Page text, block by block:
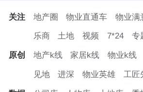
关注 地产圈 物业直通车 物业满
乐商 土地 视频 7*24 专
原创 地产k线 家居k线 物业k线
见地 进深 物业英雄 工匠